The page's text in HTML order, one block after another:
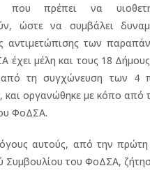
που πρέπει να
ώστε να συμβάλει
αντιμετώπισης των
έχει μέλη και τους 18
από τη συγχώνευση των 4
και οργανώθηκε με κόπο από
ΦοΔΣΑ.
αυτούς, από την
Συμβουλίου του ΦοΔΣΑ,